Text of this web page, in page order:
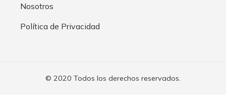
Nosotros
Política de Privacidad
© 2020 Todos los derechos reservados.